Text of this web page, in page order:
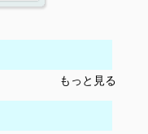
もっと見る